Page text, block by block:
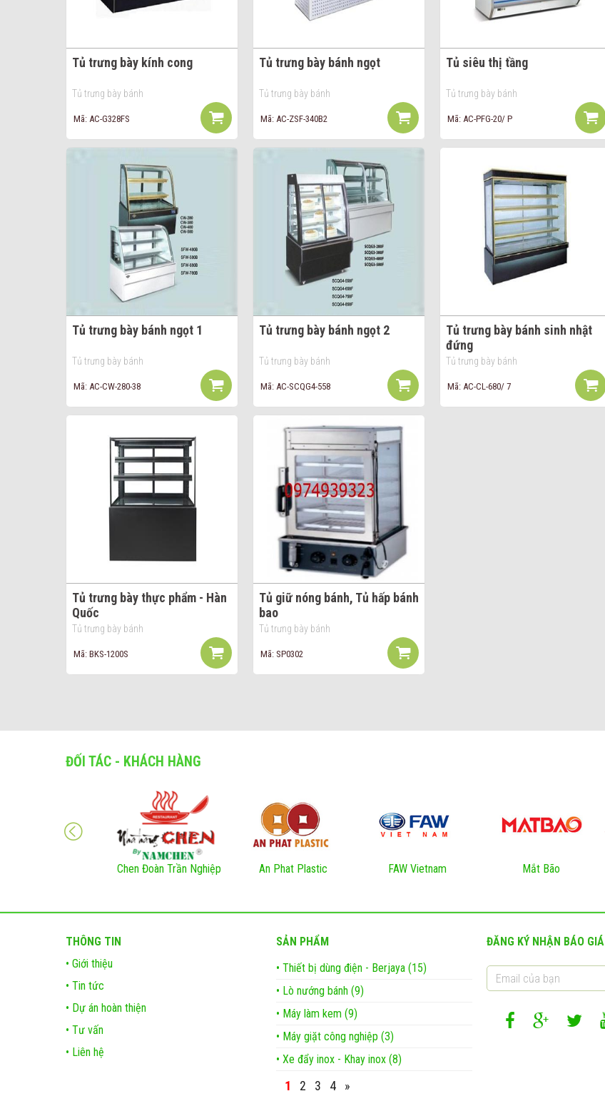
Tủ trưng bày kính cong
Tủ trưng bày bánh
Mã: AC-G328FS
Tủ trưng bày bánh ngọt
Tủ trưng bày bánh
Mã: AC-ZSF-340B2
Tủ siêu thị tầng
Tủ trưng bày bánh
Mã: AC-PFG-20/ P
Tủ trưng bày bánh ngọt 1
Tủ trưng bày bánh
Mã: AC-CW-280-38
Tủ trưng bày bánh ngọt 2
Tủ trưng bày bánh
Mã: AC-SCQG4-558
Tủ trưng bày bánh sinh nhật
đứng
Tủ trưng bày bánh
Mã: AC-CL-680/ 7
Tủ trưng bày thực phẩm - Hàn
Quốc
Tủ trưng bày bánh
Mã: BKS-1200S
Tủ giữ nóng bánh, Tủ hấp bánh
bao
Tủ trưng bày bánh
Mã: SP0302
ĐỐI TÁC - KHÁCH HÀNG
Chen Đoàn Trần Nghiệp An Phat Plastic FAW Vietnam Mắt Bão
THÔNG TIN
• Giới thiệu
• Tin tức
• Dự án hoàn thiện
• Tư vấn
• Liên hệ
SẢN PHẨM
• Thiết bị dùng điện - Berjaya (15)
• Lò nướng bánh (9)
• Máy làm kem (9)
• Máy giặt công nghiệp (3)
• Xe đẩy inox - Khay inox (8)
1 2 3 4 »
ĐĂNG KÝ NHẬN BÁO GIÁ